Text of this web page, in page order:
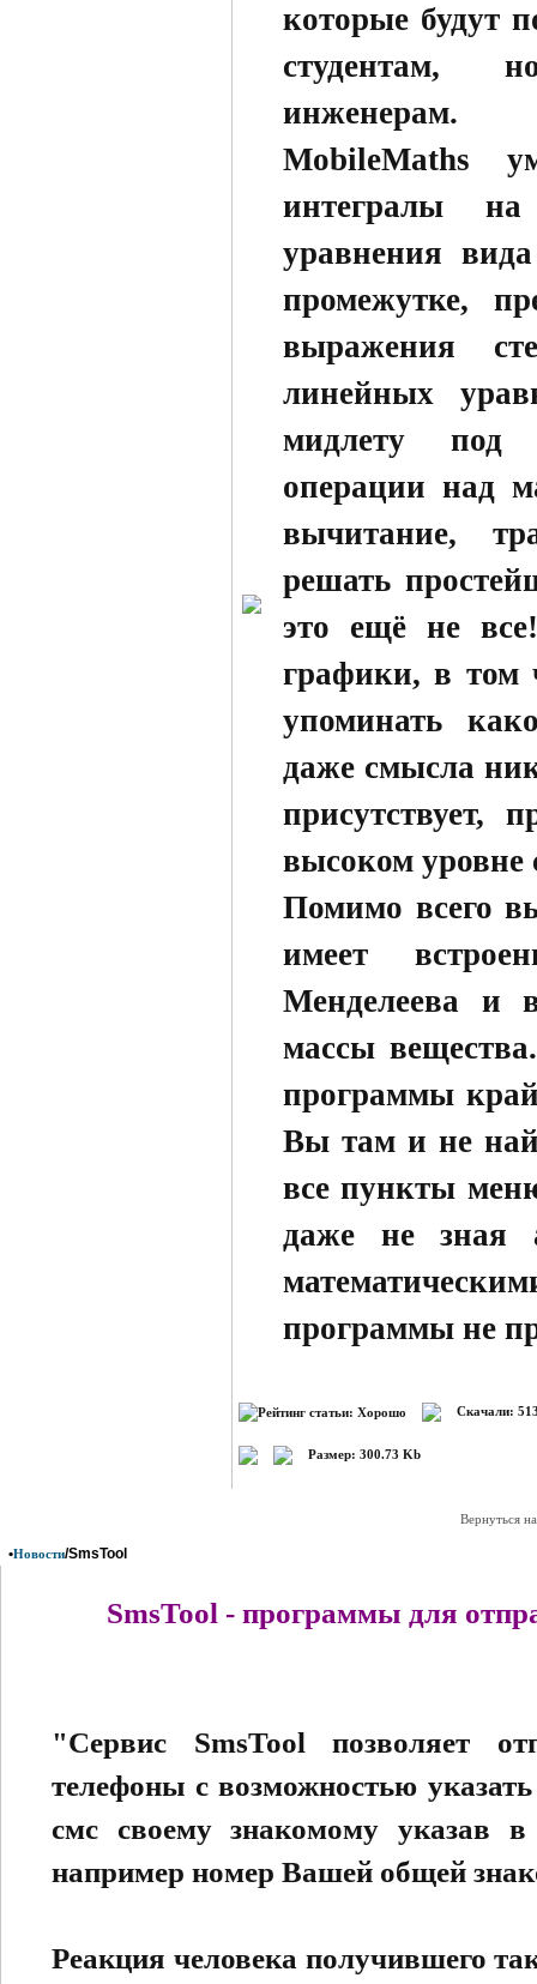
которые будут
студентам,
инженерам.
MobileMaths
интегралы
уравнения
промежутке,
выражения
линейных
мидлету под
операции над
вычитание,
решать
это ещё не
графики, в том
упоминать
даже смысла
высоком
Помимо всего
имеет
Менделеева и
массы
программы
Вы там и не
все пункты
даже не зная
программы не
Скачали:
Размер: 300.73 Kb
Вернуться
•Новости/SmsTool
SmsTool - программы для
"Сервис SmsTool позволяет
телефоны с возможностью
смс своему знакомому указав
например номер Вашей общей
Реакция человека получившего